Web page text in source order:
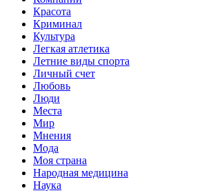
Красота
Криминал
Культура
Легкая атлетика
Летние виды спорта
Личный счет
Любовь
Люди
Места
Мир
Мнения
Мода
Моя страна
Народная медицина
Наука